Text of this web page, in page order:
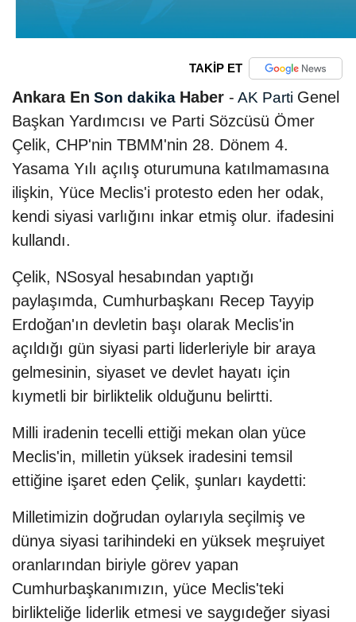
TAKİP ET
Ankara En Son dakika Haber - AK Parti Genel
Başkan Yardımcısı ve Parti Sözcüsü Ömer
Çelik, CHP'nin TBMM'nin 28. Dönem 4.
Yasama Yılı açılış oturumuna katılmamasına
ilişkin, Yüce Meclis'i protesto eden her odak,
kendi siyasi varlığını inkar etmiş olur. ifadesini
kullandı.
Çelik, NSosyal hesabından yaptığı
paylaşımda, Cumhurbaşkanı Recep Tayyip
Erdoğan'ın devletin başı olarak Meclis'in
açıldığı gün siyasi parti liderleriyle bir araya
gelmesinin, siyaset ve devlet hayatı için
kıymetli bir birliktelik olduğunu belirtti.
Milli iradenin tecelli ettiği mekan olan yüce
Meclis'in, milletin yüksek iradesini temsil
ettiğine işaret eden Çelik, şunları kaydetti:
Milletimizin doğrudan oylarıyla seçilmiş ve
dünya siyasi tarihindeki en yüksek meşruiyet
oranlarından biriyle görev yapan
Cumhurbaşkanımızın, yüce Meclis'teki
birlikteliğe liderlik etmesi ve saygıdeğer siyasi